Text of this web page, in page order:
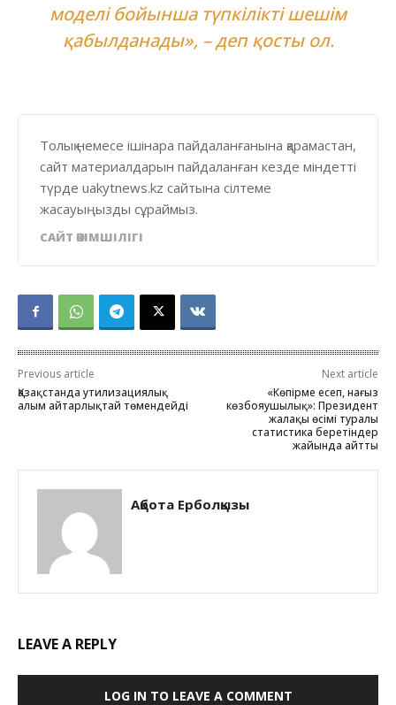
моделі бойынша түпкілікті шешім
қабылданады», – деп қосты ол.
Толық немесе ішінара пайдаланғанына қарамастан,
сайт материалдарын пайдаланған кезде міндетті
түрде uakytnews.kz сайтына сілтеме
жасауыңызды сұраймыз.
САЙТ ӘКІМШІЛІГІ
Previous article
Қазақстанда утилизациялық
алым айтарлықтай төмендейді
Next article
«Көпірме есеп, нағыз
көзбояушылық»: Президент
жалақы өсімі туралы
статистика беретіндер
жайында айтты
Ақбота Ерболқызы
LEAVE A REPLY
LOG IN TO LEAVE A COMMENT